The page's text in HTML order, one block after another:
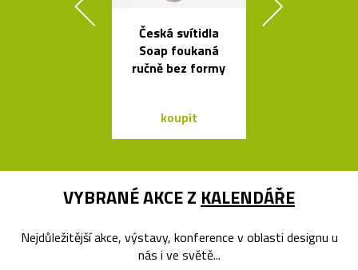
Česká svítidla
Soap foukaná
ručně bez formy
koupit
VYBRANÉ AKCE Z KALENDÁŘE
Nejdůležitější akce, výstavy, konference v oblasti designu u
nás i ve světě...